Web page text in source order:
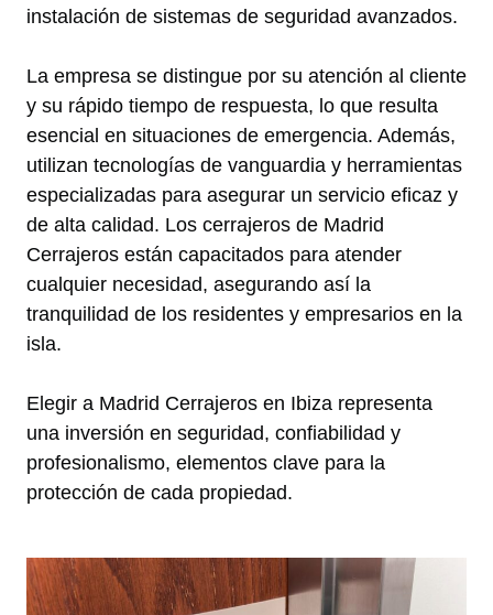
instalación de sistemas de seguridad avanzados.
La empresa se distingue por su atención al cliente
y su rápido tiempo de respuesta, lo que resulta
esencial en situaciones de emergencia. Además,
utilizan tecnologías de vanguardia y herramientas
especializadas para asegurar un servicio eficaz y
de alta calidad. Los cerrajeros de Madrid
Cerrajeros están capacitados para atender
cualquier necesidad, asegurando así la
tranquilidad de los residentes y empresarios en la
isla.
Elegir a Madrid Cerrajeros en Ibiza representa
una inversión en seguridad, confiabilidad y
profesionalismo, elementos clave para la
protección de cada propiedad.